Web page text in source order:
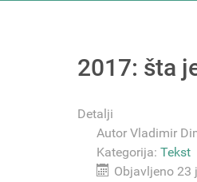
2017: šta
Detalji
Autor Vladimir
Kategorija: Tekst
Objavljeno 23